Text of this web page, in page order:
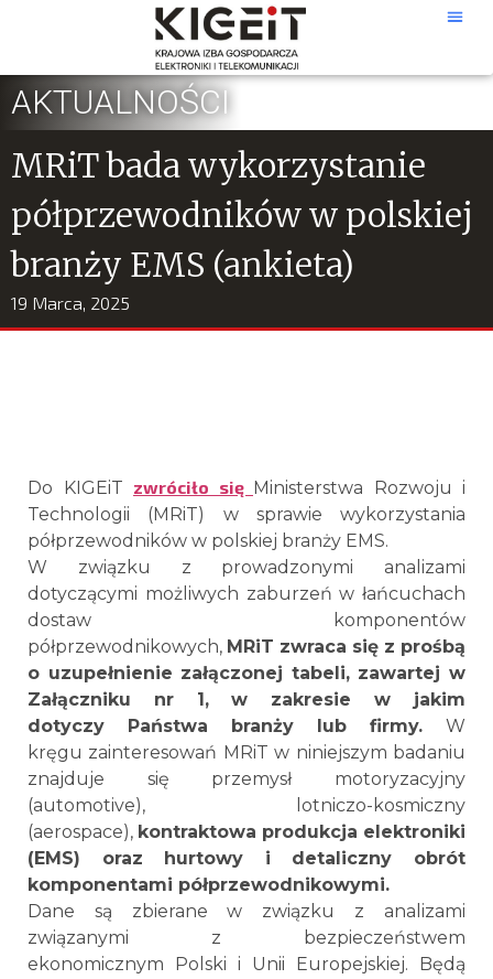
AKTUALNOŚCI
MRiT bada wykorzystanie
półprzewodników w polskiej
branży EMS (ankieta)
19 Marca, 2025
Do KIGEiT zwróciło się Ministerstwa Rozwoju i
Technologii (MRiT) w sprawie wykorzystania
półprzewodników w polskiej branży EMS.
W związku z prowadzonymi analizami
dotyczącymi możliwych zaburzeń w łańcuchach
dostaw komponentów
półprzewodnikowych, MRiT zwraca się z prośbą
o uzupełnienie załączonej tabeli, zawartej w
Załączniku nr 1, w zakresie w jakim
dotyczy Państwa branży lub firmy. W
kręgu zainteresowań MRiT w niniejszym badaniu
znajduje się przemysł motoryzacyjny
(automotive), lotniczo-kosmiczny
(aerospace), kontraktowa produkcja elektroniki
(EMS) oraz hurtowy i detaliczny obrót
komponentami półprzewodnikowymi.
Dane są zbierane w związku z analizami
związanymi z bezpieczeństwem
ekonomicznym Polski i Unii Europejskiej. Będą